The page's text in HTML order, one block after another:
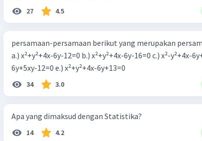
27 4.5
persamaan-persamaan berikut yang merupakan
a.) x²+y²+4x-6y-12=0 b.) x²+y²+4x-6y-16=0 c.) x²-y²+4x-
6y+5xy-12=0 e.) x²+y²+4x-6y+13=0
34 3.0
Apa yang dimaksud dengan Statistika?
14 4.2